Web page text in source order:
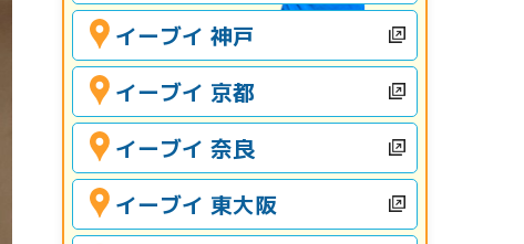
イーブイ 神戸
イーブイ 京都
イーブイ 奈良
イーブイ 東大阪